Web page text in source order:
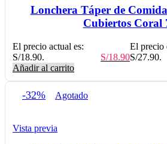
Lonchera Táper de
Cubiertos Coral
El precio
S/27.90.
S/18.90
El precio actual es:
S/18.90.
Añadir al carrito
-32% Agotado
Vista previa